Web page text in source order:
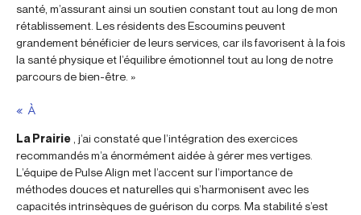
santé, m’assurant ainsi un soutien constant tout au long de mon
rétablissement. Les résidents des Escoumins peuvent
grandement bénéficier de leurs services, car ils favorisent à la fois
la santé physique et l’équilibre émotionnel tout au long de notre
parcours de bien-être. »
« À
La Prairie , j’ai constaté que l’intégration des exercices
recommandés m’a énormément aidée à gérer mes vertiges.
L’équipe de Pulse Align met l’accent sur l’importance de
méthodes douces et naturelles qui s’harmonisent avec les
capacités intrinsèques de guérison du corps. Ma stabilité s’est